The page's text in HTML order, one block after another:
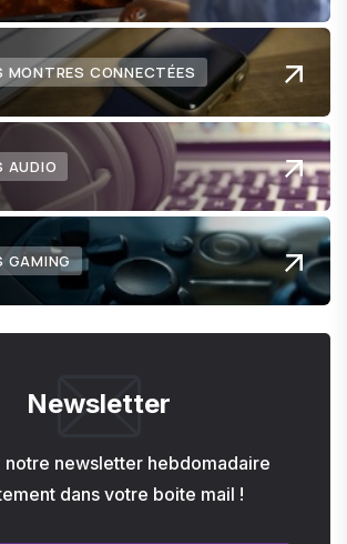
MONTRES CONNECTÉES
AUDIO
GAMING
Newsletter
notre newsletter hebdomadaire
dans votre boite mail !